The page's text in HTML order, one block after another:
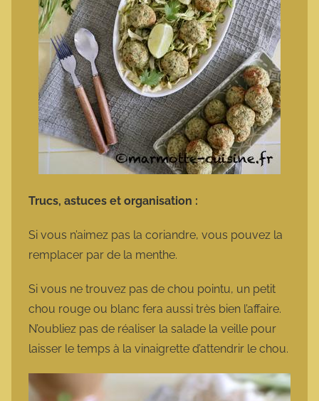
Trucs, astuces et organisation :
Si vous n’aimez pas la coriandre, vous pouvez la
remplacer par de la menthe.
Si vous ne trouvez pas de chou pointu, un petit
chou rouge ou blanc fera aussi très bien l’affaire.
N’oubliez pas de réaliser la salade la veille pour
laisser le temps à la vinaigrette d’attendrir le chou.